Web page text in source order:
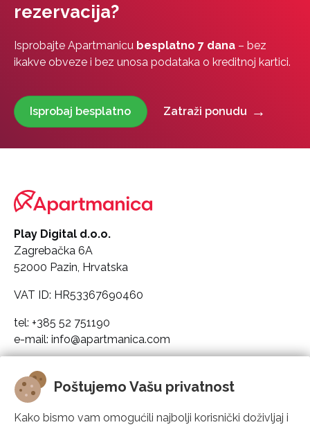
Poštujemo Vašu privatnost
Kako bismo vam omogućili najbolji korisnički doživljaj i
rezervacija?
Isprobajte Apartmanicu besplatno 7 dana – bez
ikakve obveze i bez unosa podataka o kreditnoj kartici.
Isprobaj besplatno Zatraži ponudu
Play Digital d.o.o.
Zagrebačka 6A
52000 Pazin, Hrvatska
VAT ID: HR53367690460
tel: +385 52 751190
e-mail: info@apartmanica.com
Apartmanica